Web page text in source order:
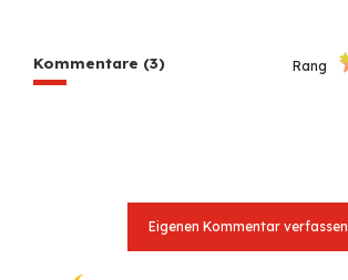
Kommentare (3) Rang
Eigenen Kommentar verfassen